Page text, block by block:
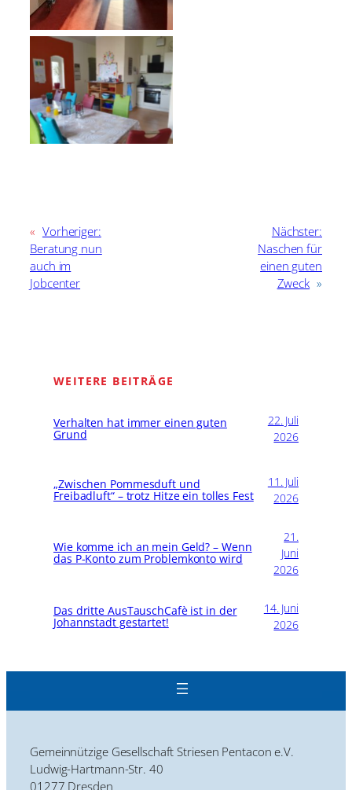
« Vorheriger:
Beratung nun
auch im
Jobcenter
Nächster:
Naschen für
einen guten
Zweck »
WEITERE BEITRÄGE
Verhalten hat immer einen guten
Grund
22. Juli
2026
„Zwischen Pommesduft und
Freibadluft“ – trotz Hitze ein tolles Fest
11. Juli
2026
Wie komme ich an mein Geld? – Wenn
das P-Konto zum Problemkonto wird
21.
Juni
2026
Das dritte AusTauschCafè ist in der
Johannstadt gestartet!
14. Juni
2026
Gemeinnützige Gesellschaft Striesen Pentacon e.V.
Ludwig-Hartmann-Str. 40
01277 Dresden